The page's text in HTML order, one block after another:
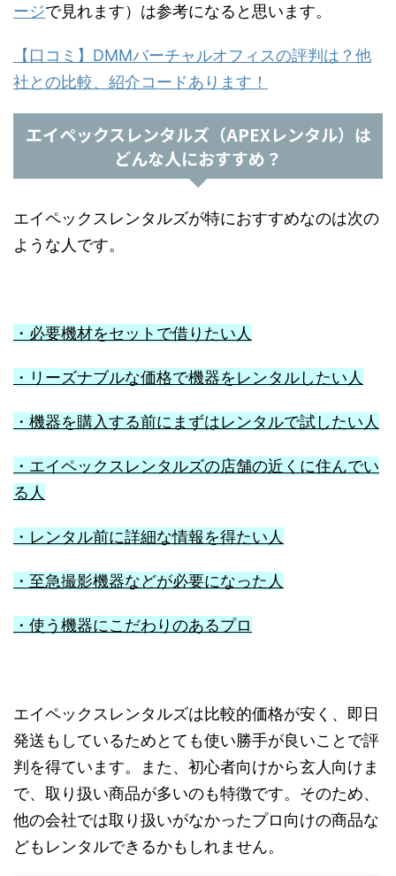
ージで見れます）は参考になると思います。
【口コミ】DMMバーチャルオフィスの評判は？他
社との比較、紹介コードあります！
エイペックスレンタルズ（APEXレンタル）は
どんな人におすすめ？
エイペックスレンタルズが特におすすめなのは次の
ような人です。
・必要機材をセットで借りたい人
・リーズナブルな価格で機器をレンタルしたい人
・機器を購入する前にまずはレンタルで試したい人
・エイペックスレンタルズの店舗の近くに住んでい
る人
・レンタル前に詳細な情報を得たい人
・至急撮影機器などが必要になった人
・使う機器にこだわりのあるプロ
エイペックスレンタルズは比較的価格が安く、即日
発送もしているためとても使い勝手が良いことで評
判を得ています。また、初心者向けから玄人向けま
で、取り扱い商品が多いのも特徴です。そのため、
他の会社では取り扱いがなかったプロ向けの商品な
どもレンタルできるかもしれません。